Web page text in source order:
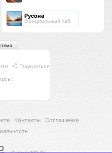
Русона
Официальный хаб
Поделиться
Контакты
Соглашение